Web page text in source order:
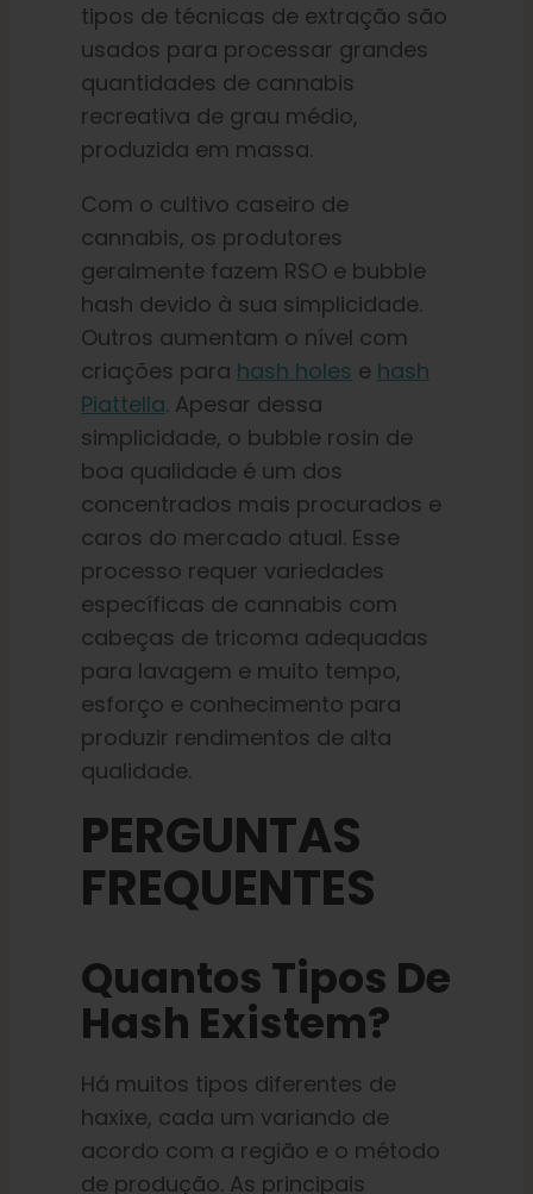
tipos de técnicas de extração são
usados para processar grandes
quantidades de cannabis
recreativa de grau médio,
produzida em massa.
Com o cultivo caseiro de
cannabis, os produtores
geralmente fazem RSO e bubble
hash devido à sua simplicidade.
Outros aumentam o nível com
criações para hash holes e hash
Piattella. Apesar dessa
simplicidade, o bubble rosin de
boa qualidade é um dos
concentrados mais procurados e
caros do mercado atual. Esse
processo requer variedades
específicas de cannabis com
cabeças de tricoma adequadas
para lavagem e muito tempo,
esforço e conhecimento para
produzir rendimentos de alta
qualidade.
PERGUNTAS
FREQUENTES
Quantos Tipos De
Hash Existem?
Há muitos tipos diferentes de
haxixe, cada um variando de
acordo com a região e o método
de produção. As principais